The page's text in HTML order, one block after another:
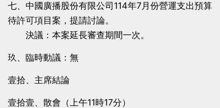
七、中國廣播股份有限公司114年7月份營運支出預算
待許可項目案，提請討論。
決議：本案延長審查期間一次。
玖、臨時動議：無
壹拾、主席結論
壹拾壹、散會（上午11時17分）